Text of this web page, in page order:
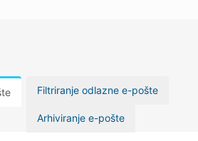
Filtriranje odlazne e-pošte
Arhiviranje e-pošte